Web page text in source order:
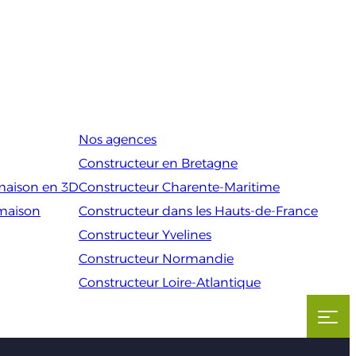
en 3D
Nos agences
Constructeur en Bretagne
Constructeur Charente-Maritime
Constructeur dans les Hauts-de-France
Constructeur Yvelines
Constructeur Normandie
Constructeur Loire-Atlantique